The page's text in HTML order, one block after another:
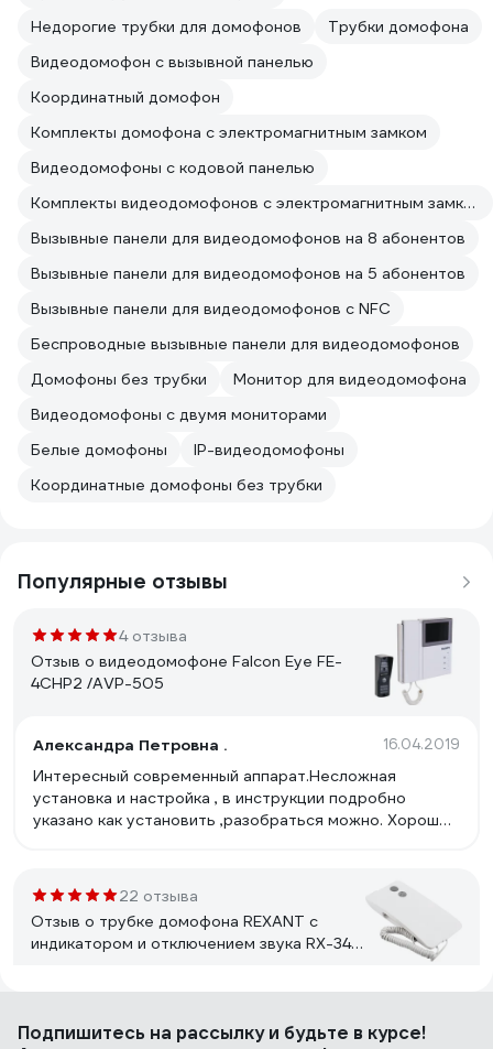
Недорогие трубки для домофонов
Трубки домофона
Видеодомофон с вызывной панелью
Координатный домофон
Комплекты домофона с электромагнитным замком
Видеодомофоны с кодовой панелью
Комплекты видеодомофонов с электромагнитным замком
Вызывные панели для видеодомофонов на 8 абонентов
Вызывные панели для видеодомофонов на 5 абонентов
Вызывные панели для видеодомофонов с NFC
Беспроводные вызывные панели для видеодомофонов
Домофоны без трубки
Монитор для видеодомофона
Видеодомофоны с двумя мониторами
Белые домофоны
IP-видеодомофоны
Координатные домофоны без трубки
Популярные отзывы
4 отзыва
Отзыв о видеодомофоне Falcon Eye FE-
4CHP2 /AVP-505
Александра Петровна . 16.04.2019
Интересный современный аппарат.Несложная
установка и настройка , в инструкции подробно
указано как установить ,разобраться можно. Хорошее
-слышен на весь подъезд и звонок и разговор .
22 отзыва
Отзыв о трубке домофона REXANT с
индикатором и отключением звука RX-346
Все работает.
Подпишитесь на рассылкуи будьте в курсе!